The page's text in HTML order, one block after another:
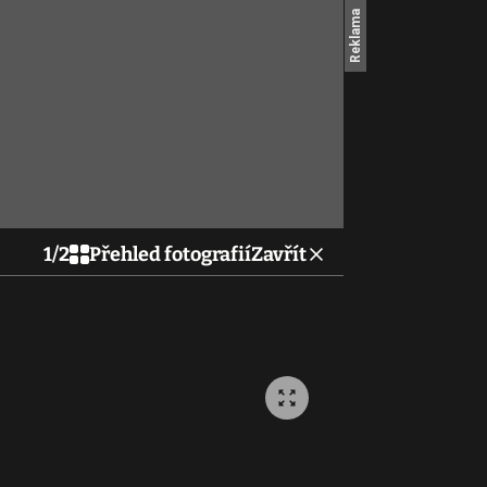
1/2 Přehled fotografiíZavřít